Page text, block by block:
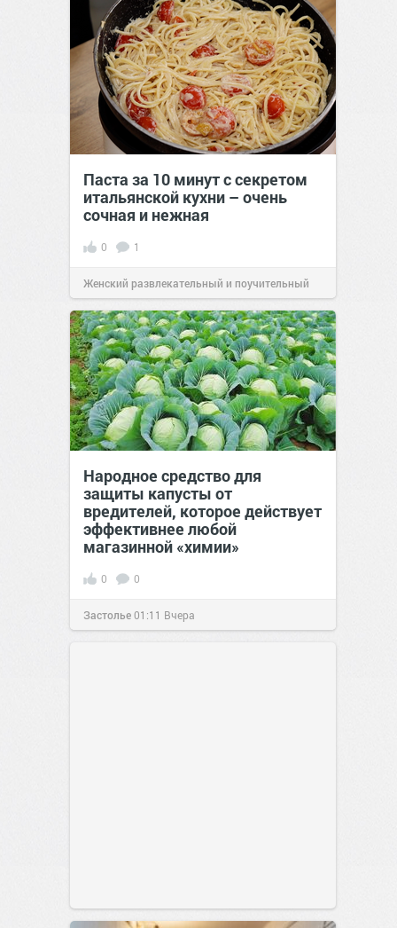
Паста за 10 минут с секретом
итальянской кухни – очень
сочная и нежная
0 1
Женский развлекательный и поучительный
сайт.23:4006 авг 2026
Народное средство для
защиты капусты от
вредителей, которое действует
эффективнее любой
магазинной «химии»
0 0
Застолье01:11 Вчера